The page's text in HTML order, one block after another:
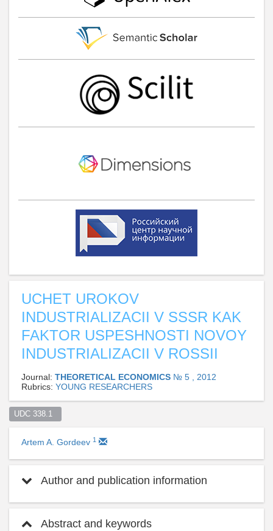
UCHET UROKOV
INDUSTRIALIZACII V SSSR KAK
FAKTOR USPESHNOSTI NOVOY
INDUSTRIALIZACII V ROSSII
Journal: THEORETICAL ECONOMICS № 5 , 2012
Rubrics: YOUNG RESEARCHERS
UDC 338.1
Artem A. Gordeev 1
Author and publication information
Abstract and keywords